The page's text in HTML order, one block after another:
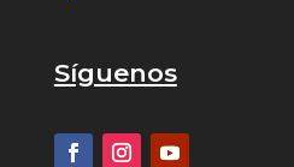
Síguenos